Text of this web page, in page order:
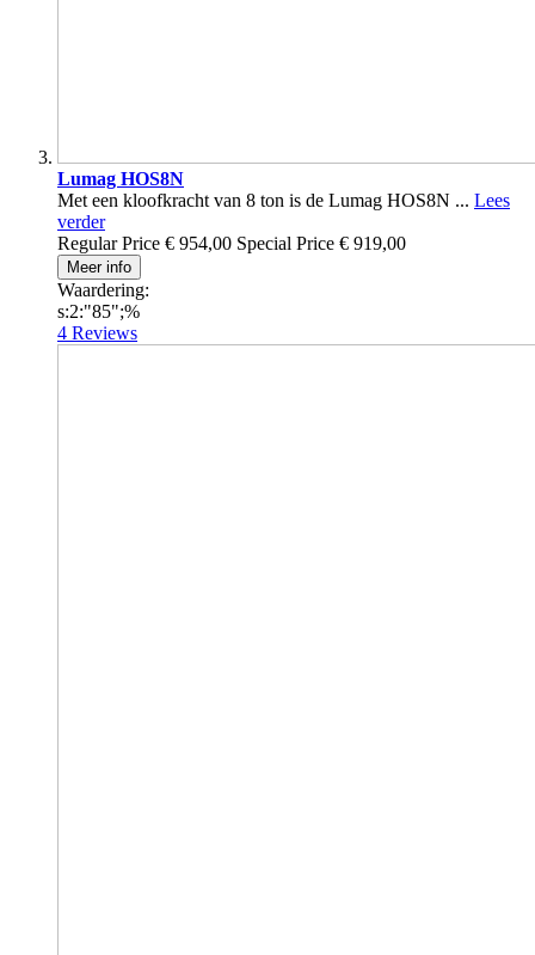
Lumag HOS8N
Met een kloofkracht van 8 ton is de Lumag HOS8N ... Lees
verder
Regular Price € 954,00 Special Price € 919,00
Meer info
Waardering:
s:2:"85";%
4 Reviews